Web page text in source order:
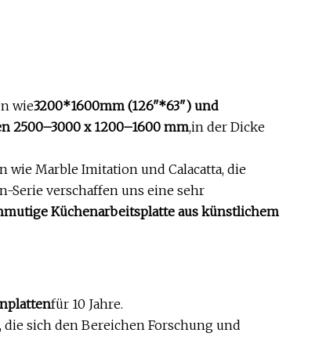
wie3200*1600mm (126"*63") und
2500–3000 x 1200–1600 mm,in der Dicke
wie Marble Imitation und Calacatta, die
Serie verschaffen uns eine sehr
Küchenarbeitsplatte aus künstlichem
für 10 Jahre.
sich den Bereichen Forschung und